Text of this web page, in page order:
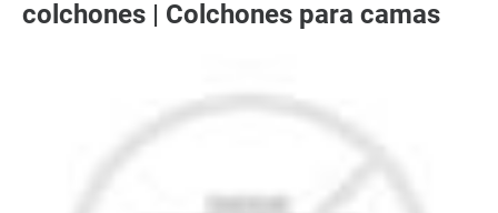
colchones | Colchones para camas